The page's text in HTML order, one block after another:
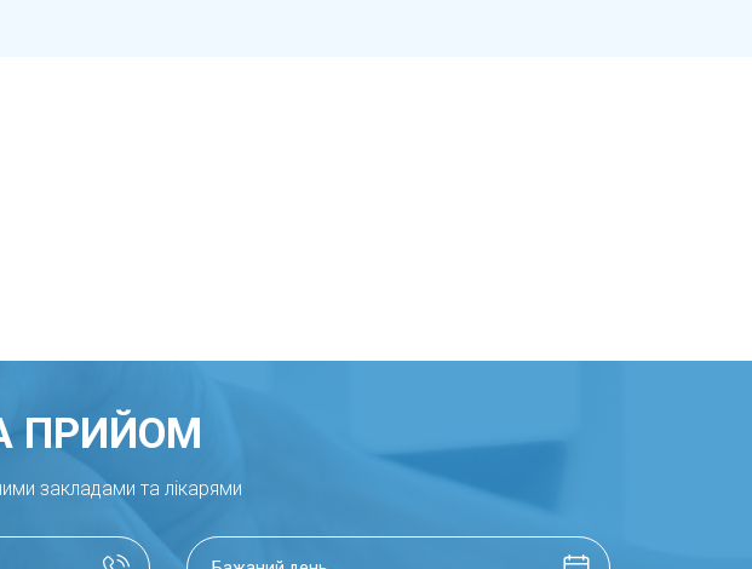
ПРИЙОМ
закладами та лікарями